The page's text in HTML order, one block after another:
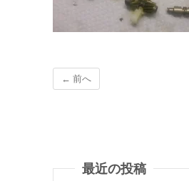
← 前へ
最近の投稿